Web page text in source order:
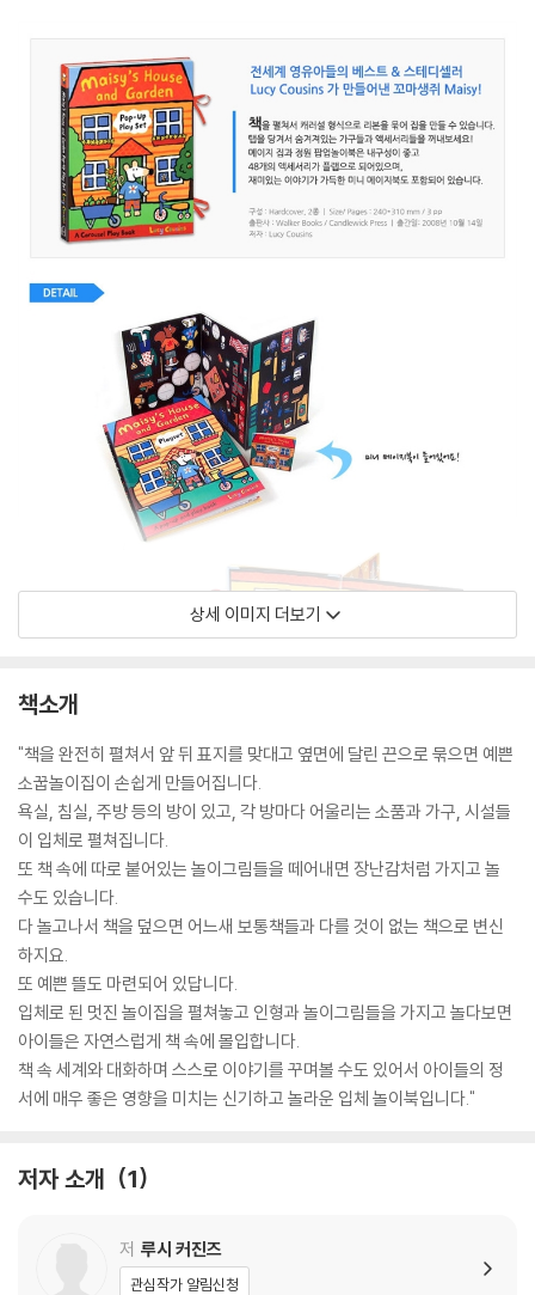
상세 이미지 더보기
책소개
"책을 완전히 펼쳐서 앞 뒤 표지를 맞대고 옆면에 달린 끈으로 묶으면 예쁜
소꿉놀이집이 손쉽게 만들어집니다.
욕실, 침실, 주방 등의 방이 있고, 각 방마다 어울리는 소품과 가구, 시설들
이 입체로 펼쳐집니다.
또 책 속에 따로 붙어있는 놀이그림들을 떼어내면 장난감처럼 가지고 놀
수도 있습니다.
다 놀고나서 책을 덮으면 어느새 보통책들과 다를 것이 없는 책으로 변신
하지요.
또 예쁜 뜰도 마련되어 있답니다.
입체로 된 멋진 놀이집을 펼쳐놓고 인형과 놀이그림들을 가지고 놀다보면
아이들은 자연스럽게 책 속에 몰입합니다.
책 속 세계와 대화하며 스스로 이야기를 꾸며볼 수도 있어서 아이들의 정
서에 매우 좋은 영향을 미치는 신기하고 놀라운 입체 놀이북입니다."
저자 소개 1
저 루시 커진즈
관심작가 알림신청